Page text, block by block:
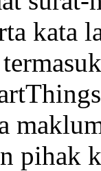
kata
pihak